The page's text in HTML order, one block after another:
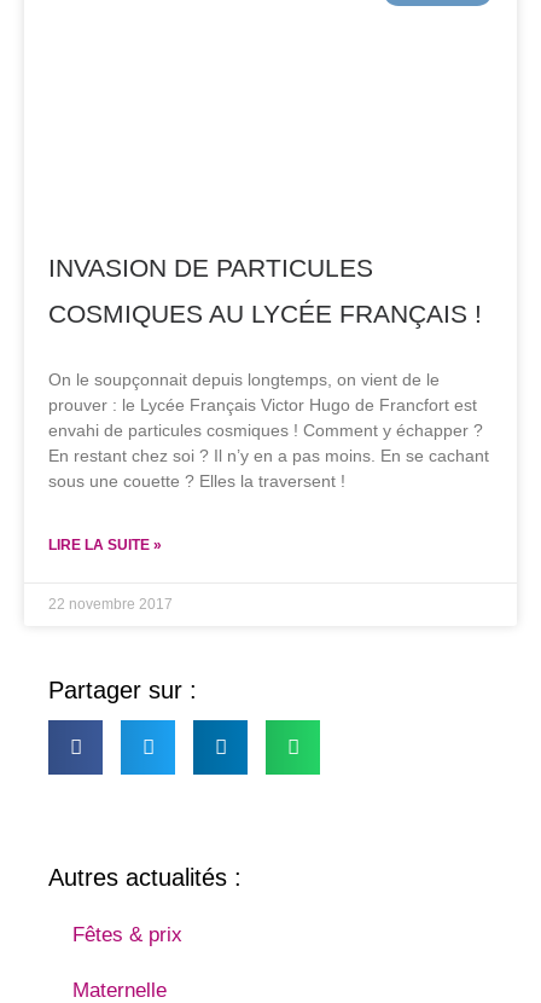
INVASION DE PARTICULES
COSMIQUES AU LYCÉE FRANÇAIS !
On le soupçonnait depuis longtemps, on vient de le
prouver : le Lycée Français Victor Hugo de Francfort est
envahi de particules cosmiques ! Comment y échapper ?
En restant chez soi ? Il n’y en a pas moins. En se cachant
sous une couette ? Elles la traversent !
LIRE LA SUITE »
22 novembre 2017
Partager sur :
Autres actualités :
Fêtes & prix
Maternelle